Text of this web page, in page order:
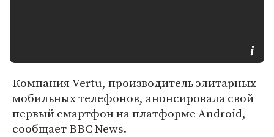
Компания Vertu, производитель элитарных
мобильных телефонов, анонсировала свой
первый смартфон на платформе Android,
сообщает BBC News.